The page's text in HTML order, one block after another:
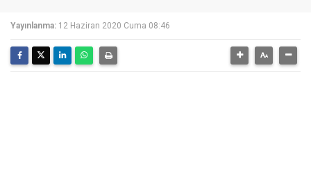
Yayınlanma: 12 Haziran 2020 Cuma 08:46